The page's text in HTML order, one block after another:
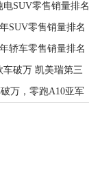
SUV零售销量排名
SUV零售销量排名
轿车零售销量排名
车破万 凯美瑞第三
万，零跑A10亚军